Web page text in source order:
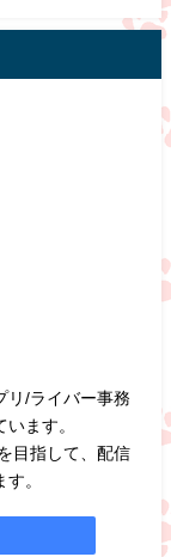
リ/ライバー事務
ます。
目指して、配信
。